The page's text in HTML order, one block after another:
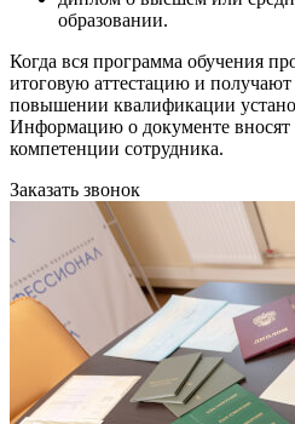
образовании.
Когда вся программа обучения
итоговую аттестацию и получают
повышении квалификации
Информацию о документе
компетенции сотрудника.
Заказать звонок